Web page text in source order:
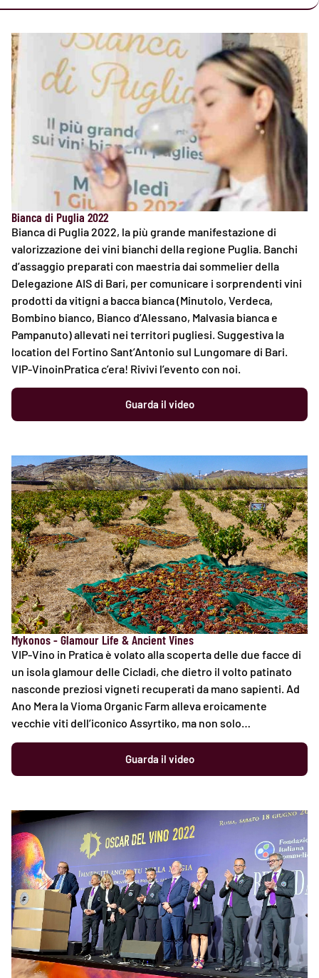
Bianca di Puglia 2022
Bianca di Puglia 2022, la più grande manifestazione di
valorizzazione dei vini bianchi della regione Puglia. Banchi
d’assaggio preparati con maestria dai sommelier della
Delegazione AIS di Bari, per comunicare i sorprendenti vini
prodotti da vitigni a bacca bianca (Minutolo, Verdeca,
Bombino bianco, Bianco d’Alessano, Malvasia bianca e
Pampanuto) allevati nei territori pugliesi. Suggestiva la
location del Fortino Sant’Antonio sul Lungomare di Bari.
VIP-VinoinPratica c’era! Rivivi l’evento con noi.
Guarda il video
Mykonos - Glamour Life & Ancient Vines
VIP-Vino in Pratica è volato alla scoperta delle due facce di
un isola glamour delle Cicladi, che dietro il volto patinato
nasconde preziosi vigneti recuperati da mano sapienti. Ad
Ano Mera la Vioma Organic Farm alleva eroicamente
vecchie viti dell’iconico Assyrtiko, ma non solo…
Guarda il video